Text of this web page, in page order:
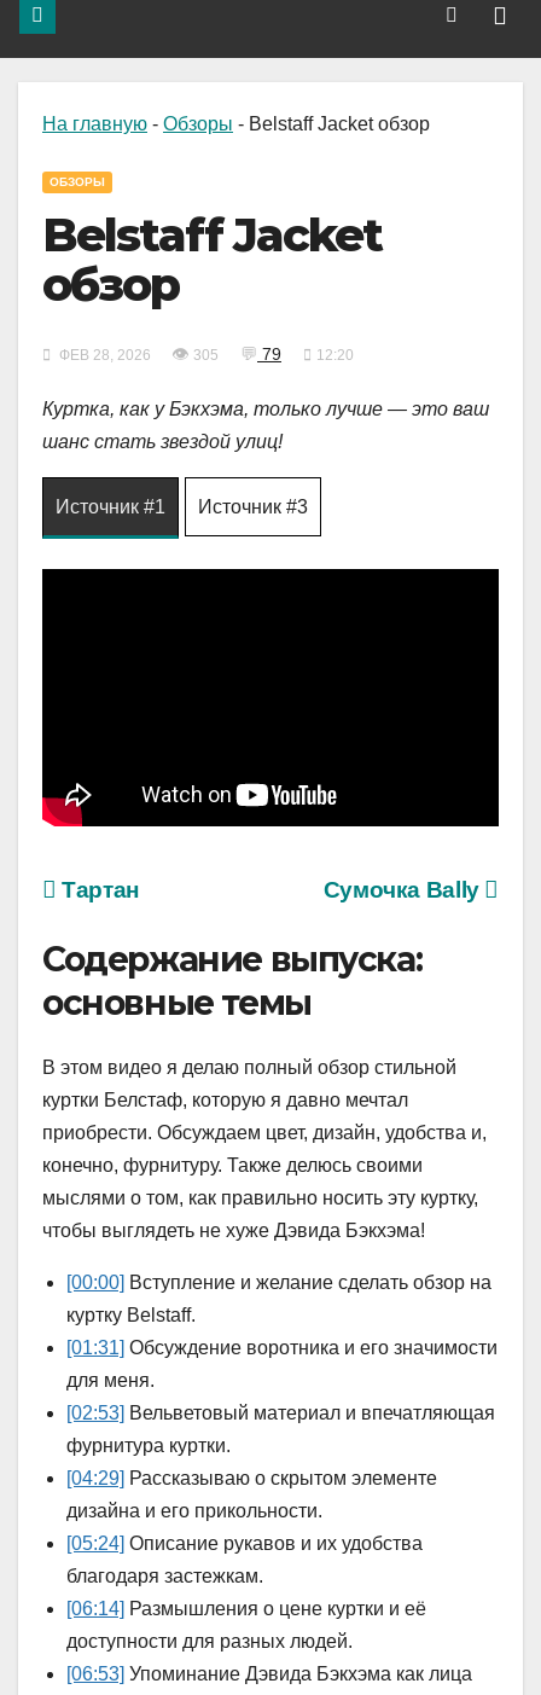
На главную - Обзоры - Belstaff Jacket обзор
ОБЗОРЫ
Belstaff Jacket
обзор
ФЕВ 28, 2026 👁 305 💬 79 12:20
Куртка, как у Бэкхэма, только лучше — это ваш
шанс стать звездой улиц!
Источник #1 Источник #3
Сумочка Bally
Тартан
Содержание выпуска:
основные темы
В этом видео я делаю полный обзор стильной
куртки Белстаф, которую я давно мечтал
приобрести. Обсуждаем цвет, дизайн, удобства и,
конечно, фурнитуру. Также делюсь своими
мыслями о том, как правильно носить эту куртку,
чтобы выглядеть не хуже Дэвида Бэкхэма!
[00:00] Вступление и желание сделать обзор на
куртку Belstaff.
[01:31] Обсуждение воротника и его значимости
для меня.
[02:53] Вельветовый материал и впечатляющая
фурнитура куртки.
[04:29] Рассказываю о скрытом элементе
дизайна и его прикольности.
[05:24] Описание рукавов и их удобства
благодаря застежкам.
[06:14] Размышления о цене куртки и её
доступности для разных людей.
[06:53] Упоминание Дэвида Бэкхэма как лица